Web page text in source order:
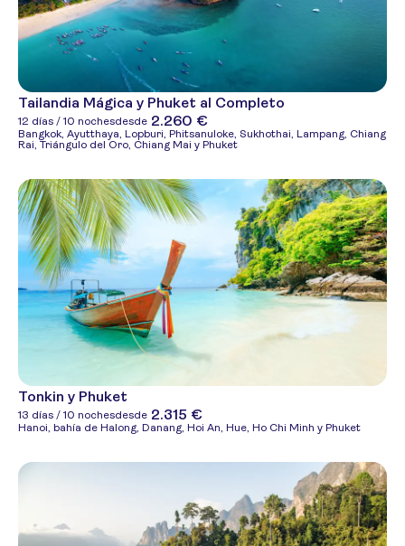
Tailandia Mágica y Phuket al Completo
12 días / 10 nochesdesde 2.260 €
Bangkok, Ayutthaya, Lopburi, Phitsanuloke, Sukhothai, Lampang, Chiang
Rai, Triángulo del Oro, Chiang Mai y Phuket
Tonkin y Phuket
13 días / 10 nochesdesde 2.315 €
Hanoi, bahía de Halong, Danang, Hoi An, Hue, Ho Chi Minh y Phuket